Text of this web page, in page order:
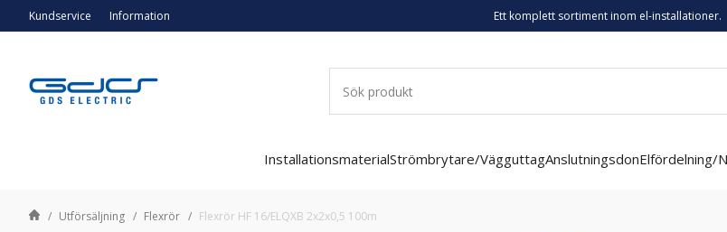
Kundservice Information Ett komplett sortiment inom el-installationer.
InstallationsmaterialStrömbrytare/VägguttagAnslutningsdonElfördelning/
Utförsäljning Flexrör Flexrör HF 16/ELQXB 2x2x0,5 100m